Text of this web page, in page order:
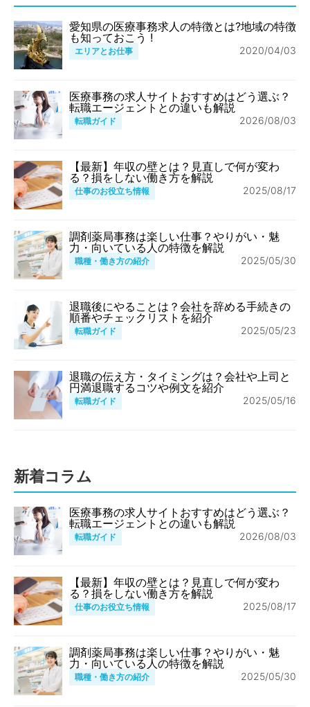
愛知県の医療事務求人の特徴とは?地域の特徴
も知っておこう !
エリアとお仕事 2020/04/03
医療事務の求人サイトおすすめはどう選ぶ？
転職エージェントとの違いも解説
転職ガイド 2026/08/03
【最新】年収の壁とは？見直しで何が変わ
る？損をしない働き方を解説
仕事のお役立ち情報 2025/08/17
調剤薬局事務は楽しい仕事？やりがい・魅
力・向いている人の特徴を解説
職種・働き方の紹介 2025/05/30
退職後にやることは？会社を辞める手続きの
順番やチェックリストを紹介
転職ガイド 2025/05/23
退職の伝え方・タイミングは？会社や上司と
円満退職するコツや例文を紹介
転職ガイド 2025/05/16
新着コラム
医療事務の求人サイトおすすめはどう選ぶ？
転職エージェントとの違いも解説
転職ガイド 2026/08/03
【最新】年収の壁とは？見直しで何が変わ
る？損をしない働き方を解説
仕事のお役立ち情報 2025/08/17
調剤薬局事務は楽しい仕事？やりがい・魅
力・向いている人の特徴を解説
職種・働き方の紹介 2025/05/30